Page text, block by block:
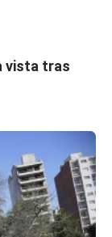
vista tras